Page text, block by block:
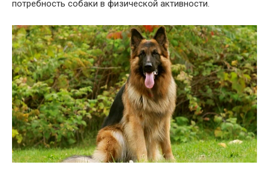
потребность собаки в физической активности.